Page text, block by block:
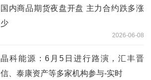
国内商品期货夜盘开盘 主力合约跌多涨
少
2026-06-08
晶科能源：6月5日进行路演，汇丰晋
信、泰康资产等多家机构参与-实时